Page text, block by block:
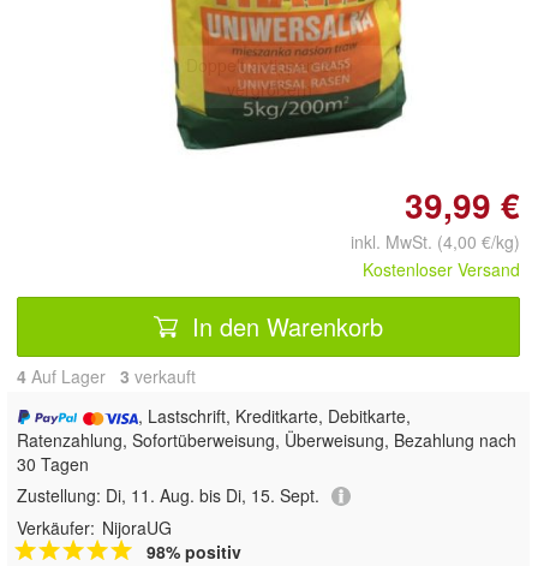
Doppelt antippen zum
vergrößern
39,99 €
inkl. MwSt. (4,00 €/kg)
Kostenloser Versand
In den Warenkorb
4 Auf Lager 3 verkauft
, Lastschrift, Kreditkarte, Debitkarte,
Ratenzahlung, Sofortüberweisung, Überweisung, Bezahlung nach
30 Tagen
Zustellung: Di, 11. Aug. bis Di, 15. Sept.
Verkäufer: NijoraUG
98% positiv